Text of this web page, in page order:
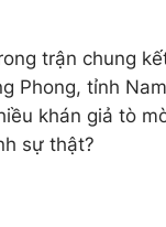
trận chung
Phong, tỉnh
khán giả tò
sự thật?